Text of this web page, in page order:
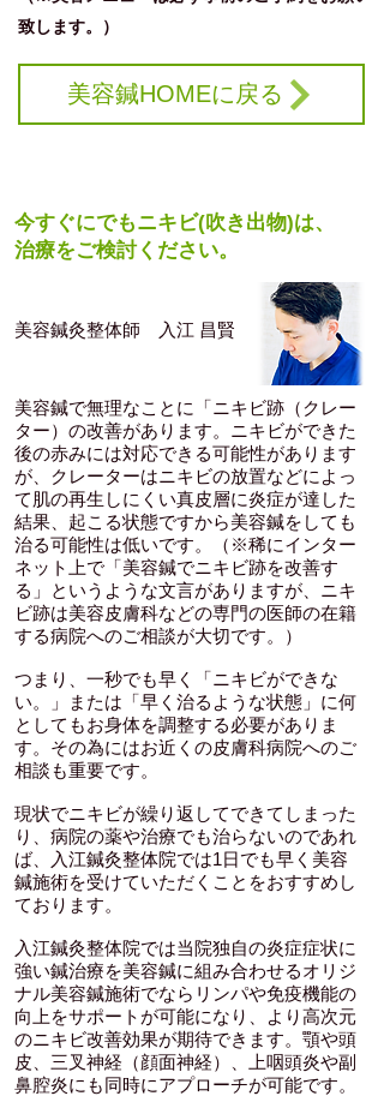
致します。）
美容鍼HOMEに戻る
今すぐにでもニキビ(吹き出物)は、
治療をご検討ください。
​美容鍼灸整体師 入江 昌賢
美容鍼で無理なことに「ニキビ跡（クレー
ター）の改善があります。ニキビができた
後の赤みには対応できる可能性があります
が、クレーターはニキビの放置などによっ
て肌の再生しにくい真皮層に炎症が達した
結果、起こる状態ですから美容鍼をしても
治る可能性は低いです。
（※稀にインター
ネット上で「美容鍼でニキビ跡を改善す
る」というような文言がありますが、ニキ
ビ跡は美容皮膚科などの専門の医師の在籍
する病院へのご相談が大切です。）
つまり、一秒でも早く「ニキビができな
い。」
または「早く治るような状態」に何
としてもお身体を調整する必要がありま
す。その為にはお近くの皮膚科病院へのご
相談も重要です。
現状でニキビが繰り返してできてしまった
り、病院の薬や治療でも治らないのであれ
ば、入江鍼灸整体院では1日でも早く美容
鍼施術を受けていただくことをおすすめし
ております。
入江鍼灸整体院では当院独自の炎症症状に
強い鍼治療を美容鍼に組み合わせるオリジ
ナル美容鍼施術でならリンパや免疫機能の
向上をサポートが可能になり、より高次元
のニキビ改善効果が期待できます。顎や頭
皮、三叉神経（顔面神経）、上咽頭炎や副
鼻腔炎にも同時にアプローチが可能です。